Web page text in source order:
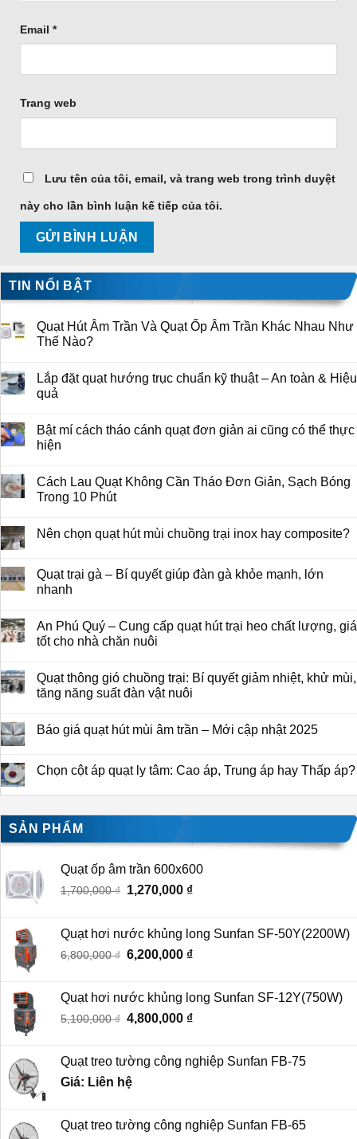
Email *
Trang web
Lưu tên của tôi, email, và trang web trong trình duyệt
này cho lần bình luận kế tiếp của tôi.
TIN NỔI BẬT
Quạt Hút Âm Trần Và Quạt Ốp Âm Trần Khác Nhau Như
Thế Nào?
Lắp đặt quạt hướng trục chuẩn kỹ thuật – An toàn & Hiệu
quả
Bật mí cách tháo cánh quạt đơn giản ai cũng có thể thực
hiện
Cách Lau Quạt Không Cần Tháo Đơn Giản, Sạch Bóng
Trong 10 Phút
Nên chọn quạt hút mùi chuồng trại inox hay composite?
Quạt trại gà – Bí quyết giúp đàn gà khỏe mạnh, lớn
nhanh
An Phú Quý – Cung cấp quạt hút trại heo chất lượng, giá
tốt cho nhà chăn nuôi
Quạt thông gió chuồng trại: Bí quyết giảm nhiệt, khử mùi,
tăng năng suất đàn vật nuôi
Báo giá quạt hút mùi âm trần – Mới cập nhật 2025
Chọn cột áp quạt ly tâm: Cao áp, Trung áp hay Thấp áp?
SẢN PHẨM
Quạt ốp âm trần 600x600
1,700,000₫ Giá
1,700,000 ₫.
1,270,000 ₫
là:
Quạt hơi nước khủng long Sunfan SF-50Y(2200W)
6,800,000₫ Giá
6,800,000 ₫.
6,200,000 ₫
là:
Quạt hơi nước khủng long Sunfan SF-12Y(750W)
5,100,000₫ Giá
5,100,000 ₫.
4,800,000 ₫
là:
Quạt treo tường công nghiệp Sunfan FB-75
Giá: Liên hệ
Quạt treo tường công nghiệp Sunfan FB-65